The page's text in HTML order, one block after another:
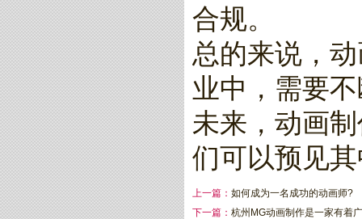
合规。
总的来说，
业中，需要
未来，动画
们可以预见
上一篇： 如何成为一名成功的动画师?
下一篇： 杭州MG动画制作是一家有着